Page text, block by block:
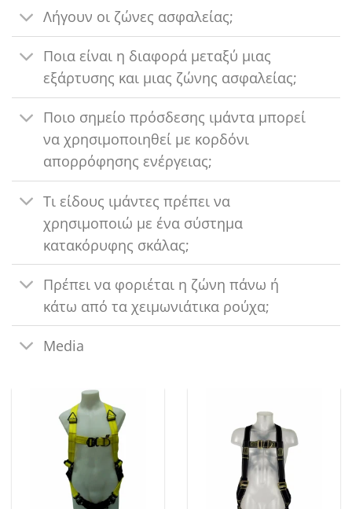
Λήγουν οι ζώνες ασφαλείας;
Ποια είναι η διαφορά μεταξύ μιας
εξάρτυσης και μιας ζώνης ασφαλείας;
Ποιο σημείο πρόσδεσης ιμάντα μπορεί
να χρησιμοποιηθεί με κορδόνι
απορρόφησης ενέργειας;
Τι είδους ιμάντες πρέπει να
χρησιμοποιώ με ένα σύστημα
κατακόρυφης σκάλας;
Πρέπει να φοριέται η ζώνη πάνω ή
κάτω από τα χειμωνιάτικα ρούχα;
Media